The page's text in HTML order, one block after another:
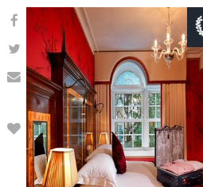
This page can't load
Do you own this
OK